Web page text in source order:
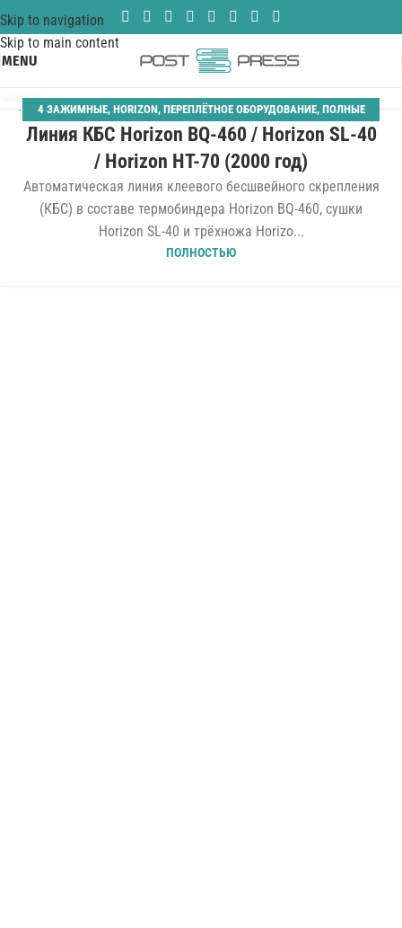
Skip to navigation
Skip to main content
MENU
16
ФЕВ
4 ЗАЖИМНЫЕ, HORIZON, ПЕРЕПЛЁТНОЕ ОБОРУДОВАНИЕ, ПОЛНЫЕ
ЛИНИИ МЯГКОГО ПЕРЕПЛЕТА,ТЕРМОБИНДЕРЫ
Линия КБС Horizon BQ-460 / Horizon SL-40
/ Horizon HT-70 (2000 год)
Автоматическая линия клеевого бесшвейного скрепления
(КБС) в составе термобиндера Horizon BQ-460, сушки
Horizon SL-40 и трёхножа Horizo...
ПОЛНОСТЬЮ